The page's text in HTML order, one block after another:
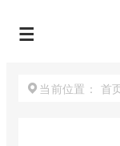
当前位置： 首